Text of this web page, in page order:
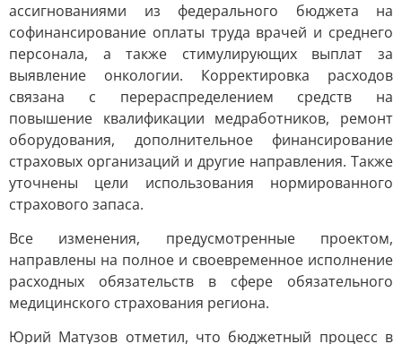
ассигнованиями из федерального бюджета на
софинансирование оплаты труда врачей и среднего
персонала, а также стимулирующих выплат за
выявление онкологии. Корректировка расходов
связана с перераспределением средств на
повышение квалификации медработников, ремонт
оборудования, дополнительное финансирование
страховых организаций и другие направления. Также
уточнены цели использования нормированного
страхового запаса.
Все изменения, предусмотренные проектом,
направлены на полное и своевременное исполнение
расходных обязательств в сфере обязательного
медицинского страхования региона.
Юрий Матузов отметил, что бюджетный процесс в